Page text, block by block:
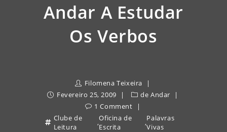
Andar A Estudar
Os Verbos
Filomena Teixeira
Fevereiro 25, 2009
de Andar
1 Comment
Clube de
Leitura
,Oficina de
Escrita
,Palavras
Vivas